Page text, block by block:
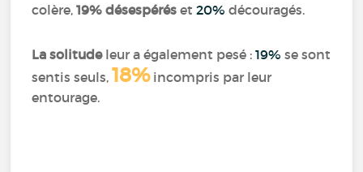
colère,19% désespérés et20% découragés.
La solitudeleur a également pesé :19%se sont
sentis seuls, 18%incompris par leur
entourage.